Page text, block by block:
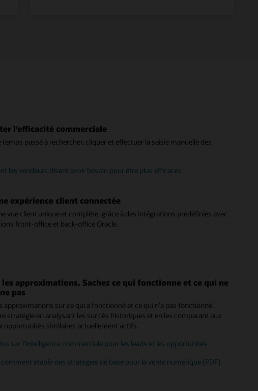
l’efficacité commerciale
temps passé à rechercher, cliquer et effectuer la saisie manuelle des
les vendeurs disent avoir besoin pour être plus efficaces
expérience client connectée
vue client unique et complète, grâce à des intégrations prédéfinies avec
front-office et back-office Oracle.
approximations. Sachez ce qui fonctionne et ce qui ne
pas
approximations sur ce qui a fonctionné et ce qui n’a pas fonctionné.
stratégie en analysant les succès historiques et en les comparant aux
opportunités similaires actuellement actifs.
sur l’intelligence commerciale pour les leads et les opportunités
établir des stratégies de base pour la vente numérique (PDF)